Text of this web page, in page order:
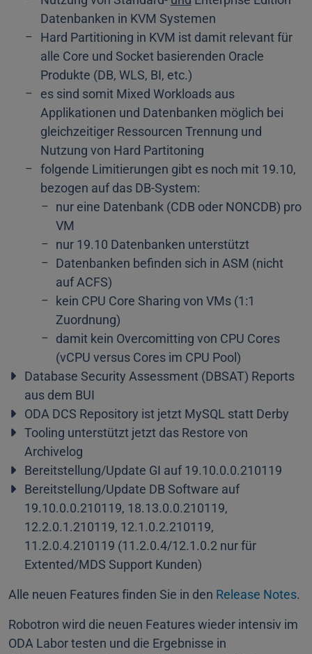
Datenbanken in KVM Systemen
Hard Partitioning in KVM ist damit relevant für
alle Core und Socket basierenden Oracle
Produkte (DB, WLS, BI, etc.)
es sind somit Mixed Workloads aus
Applikationen und Datenbanken möglich bei
gleichzeitiger Ressourcen Trennung und
Nutzung von Hard Partitoning
folgende Limitierungen gibt es noch mit 19.10,
bezogen auf das DB-System:
nur eine Datenbank (CDB oder NONCDB) pro
VM
nur 19.10 Datenbanken unterstützt
Datenbanken befinden sich in ASM (nicht
auf ACFS)
kein CPU Core Sharing von VMs (1:1
Zuordnung)
damit kein Overcomitting von CPU Cores
(vCPU versus Cores im CPU Pool)
Database Security Assessment (DBSAT) Reports
aus dem BUI
ODA DCS Repository ist jetzt MySQL statt Derby
Tooling unterstützt jetzt das Restore von
Archivelog
Bereitstellung/Update GI auf 19.10.0.0.210119
Bereitstellung/Update DB Software auf
19.10.0.0.210119, 18.13.0.0.210119,
12.2.0.1.210119, 12.1.0.2.210119,
11.2.0.4.210119 (11.2.0.4/12.1.0.2 nur für
Extented/MDS Support Kunden)
Alle neuen Features finden Sie in den Release Notes.
Robotron wird die neuen Features wieder intensiv im
ODA Labor testen und die Ergebnisse in